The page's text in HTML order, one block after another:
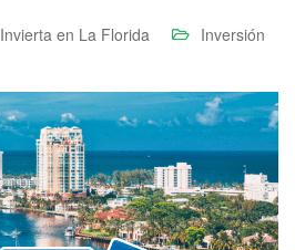
Invierta en La Florida Inversión